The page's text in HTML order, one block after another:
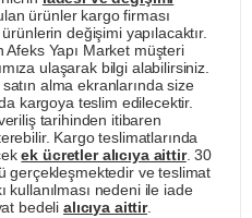
ürünler kargo firması
değişimi yapılacaktır.
Yapı Market müşteri
ulaşarak bilgi alabilirsiniz.
alma ekranlarında size
kargoya teslim edilecektir.
tarihinden itibaren
Kargo teslimatlarında
ek ücretler alıcıya aittir. 30
gerçekleşmektedir ve teslimat
kullanılması nedeni ile iade
bedeli alıcıya aittir.